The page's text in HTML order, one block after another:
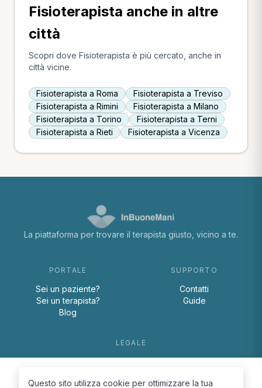
Fisioterapista anche in altre
città
Scopri dove Fisioterapista è più cercato, anche in
città vicine.
Fisioterapista a Roma
Fisioterapista a Treviso
Fisioterapista a Rimini
Fisioterapista a Milano
Fisioterapista a Torino
Fisioterapista a Terni
Fisioterapista a Rieti
Fisioterapista a Vicenza
La piattaforma per trovare il terapista giusto, vicino a te.
PORTALE
Sei un paziente?
Sei un terapista?
Blog
SUPPORTO
Contatti
Guide
LEGALE
Cookie Policy
Questo sito utilizza cookie per ottimizzare la tua